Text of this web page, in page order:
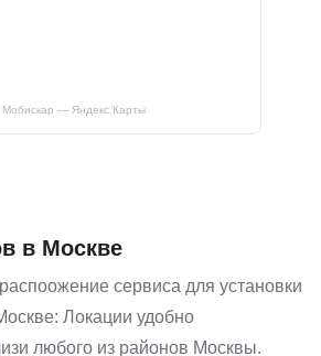
Мобискар — Яндекс.Карты
в Москве
сервиса для установки
Локации удобно
любого из районов Москвы.